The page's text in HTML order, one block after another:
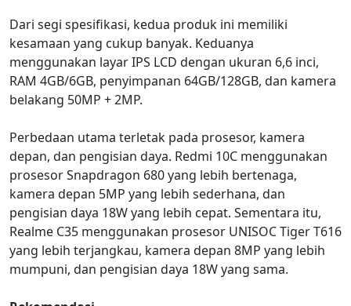
Dari segi spesifikasi, kedua produk ini memiliki
kesamaan yang cukup banyak. Keduanya
menggunakan layar IPS LCD dengan ukuran 6,6 inci,
RAM 4GB/6GB, penyimpanan 64GB/128GB, dan kamera
belakang 50MP + 2MP.
Perbedaan utama terletak pada prosesor, kamera
depan, dan pengisian daya. Redmi 10C menggunakan
prosesor Snapdragon 680 yang lebih bertenaga,
kamera depan 5MP yang lebih sederhana, dan
pengisian daya 18W yang lebih cepat. Sementara itu,
Realme C35 menggunakan prosesor UNISOC Tiger T616
yang lebih terjangkau, kamera depan 8MP yang lebih
mumpuni, dan pengisian daya 18W yang sama.